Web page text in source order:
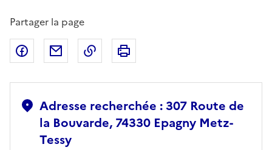
Partager la page
Partager sur Facebook
Partager par emailCopier dans le presse-papier
Adresse recherchée : 307 Route de
la Bouvarde, 74330 Epagny Metz-
Tessy